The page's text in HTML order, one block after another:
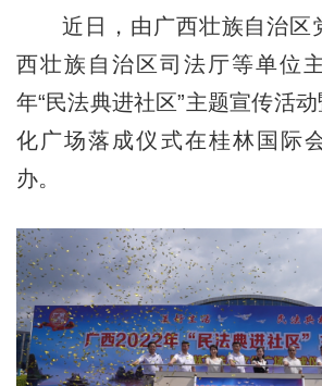
近日，由广西壮族自治区
西壮族自治区司法厅等单位
年“民法典进社区”主题宣传活
化广场落成仪式在桂林国际
办。